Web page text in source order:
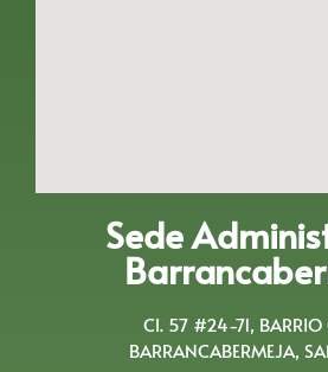
Sede
Cl. 57 #24-71, BARRIO
BARRANCABERMEJA,